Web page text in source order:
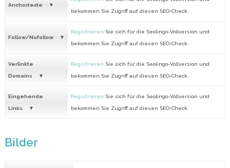
Anchortexte
bekommen Sie Zugriff auf diesen SEO-Check.
Follow/Nofollow
Registrieren Sie sich für die Seolingo-Vollversion und
bekommen Sie Zugriff auf diesen SEO-Check.
Verlinkte
Domains
Registrieren Sie sich für die Seolingo-Vollversion und
bekommen Sie Zugriff auf diesen SEO-Check.
Eingehende
Links
Registrieren Sie sich für die Seolingo-Vollversion und
bekommen Sie Zugriff auf diesen SEO-Check.
Bilder